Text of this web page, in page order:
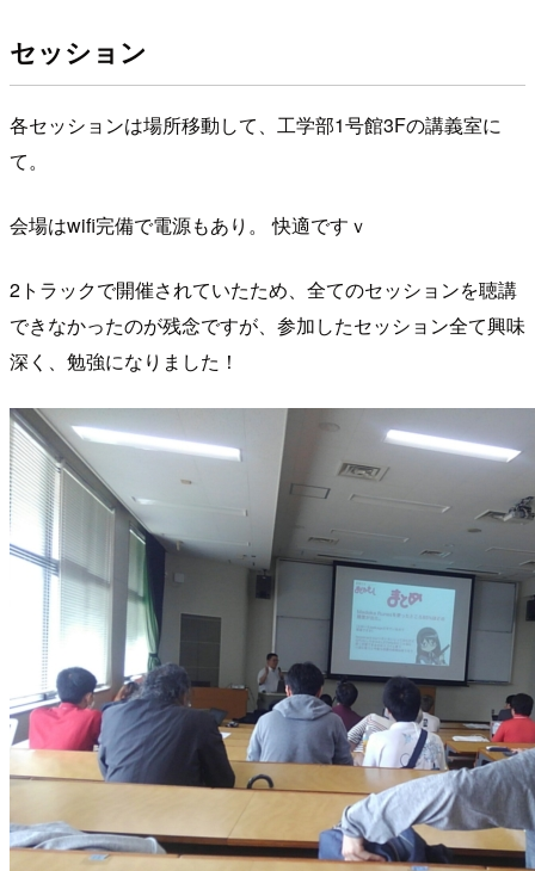
セッション
各セッションは場所移動して、工学部1号館3Fの講義室に
て。
会場はwifi完備で電源もあり。 快適ですｖ
2トラックで開催されていたため、全てのセッションを聴講
できなかったのが残念ですが、参加したセッション全て興味
深く、勉強になりました！